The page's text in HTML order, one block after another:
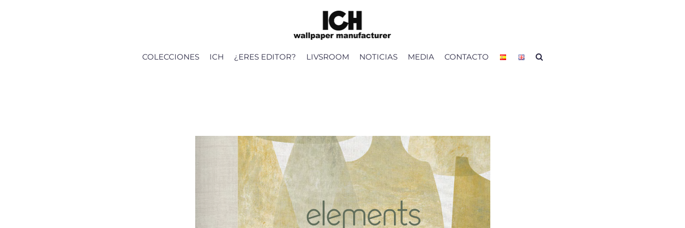
COLECCIONES ICH ¿ERES EDITOR? LIVSROOM NOTICIAS MEDIA CONTACTO